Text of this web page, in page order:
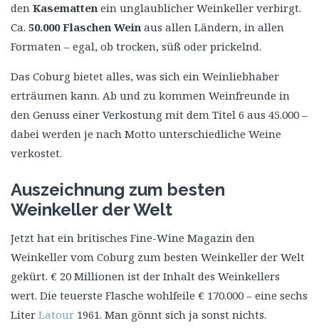
den Kasematten ein unglaublicher Weinkeller verbirgt.
Ca. 50.000 Flaschen Wein aus allen Ländern, in allen
Formaten – egal, ob trocken, süß oder prickelnd.
Das Coburg bietet alles, was sich ein Weinliebhaber
erträumen kann. Ab und zu kommen Weinfreunde in
den Genuss einer Verkostung mit dem Titel 6 aus 45.000 –
dabei werden je nach Motto unterschiedliche Weine
verkostet.
Auszeichnung zum besten
Weinkeller der Welt
Jetzt hat ein britisches Fine-Wine Magazin den
Weinkeller vom Coburg zum besten Weinkeller der Welt
gekürt. € 20 Millionen ist der Inhalt des Weinkellers
wert. Die teuerste Flasche wohlfeile € 170.000 – eine sechs
Liter Latour 1961. Man gönnt sich ja sonst nichts.